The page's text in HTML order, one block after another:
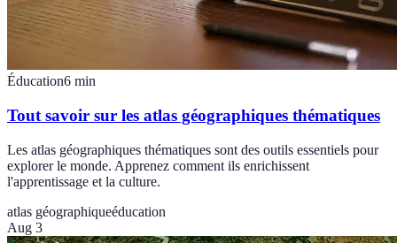
Éducation6 min
Tout savoir sur les atlas géographiques thématiques
Les atlas géographiques thématiques sont des outils essentiels pour
explorer le monde. Apprenez comment ils enrichissent
l'apprentissage et la culture.
atlas géographiqueéducation
Aug 3